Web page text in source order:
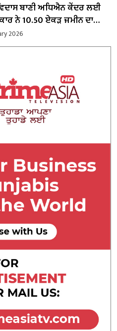
ਬਾਣੀ ਅਧਿਐਨ ਕੇਂਦਰ ਲਈ
ਨੇ 10.50 ਏਕੜ ਜ਼ਮੀਨ ਦਾ
2026